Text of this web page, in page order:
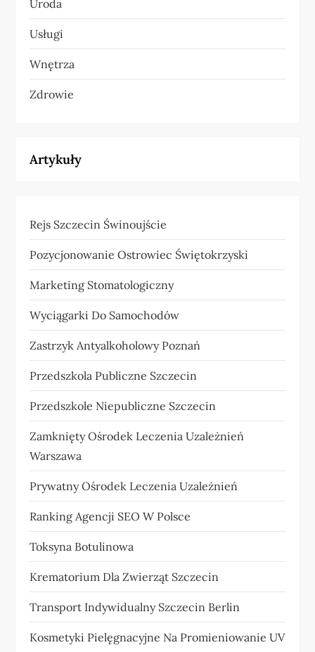
Uroda
Usługi
Wnętrza
Zdrowie
Artykuły
Rejs Szczecin Świnoujście
Pozycjonowanie Ostrowiec Świętokrzyski
Marketing Stomatologiczny
Wyciągarki Do Samochodów
Zastrzyk Antyalkoholowy Poznań
Przedszkola Publiczne Szczecin
Przedszkole Niepubliczne Szczecin
Zamknięty Ośrodek Leczenia Uzależnień
Warszawa
Prywatny Ośrodek Leczenia Uzależnień
Ranking Agencji SEO W Polsce
Toksyna Botulinowa
Krematorium Dla Zwierząt Szczecin
Transport Indywidualny Szczecin Berlin
Kosmetyki Pielęgnacyjne Na Promieniowanie UV